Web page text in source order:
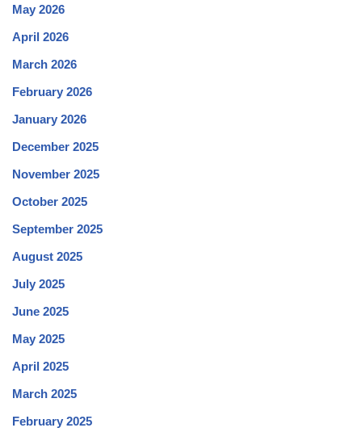
May 2026
April 2026
March 2026
February 2026
January 2026
December 2025
November 2025
October 2025
September 2025
August 2025
July 2025
June 2025
May 2025
April 2025
March 2025
February 2025